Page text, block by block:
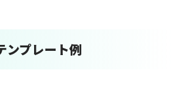
ンプレート例